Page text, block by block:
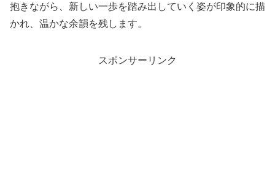
抱きながら、新しい一歩を踏み出していく姿が印象的に描
かれ、温かな余韻を残します。
スポンサーリンク